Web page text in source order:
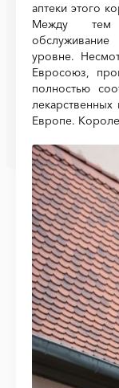
аптеки этого
Между тем
уровне.
Евросоюз,
полностью
Европе.